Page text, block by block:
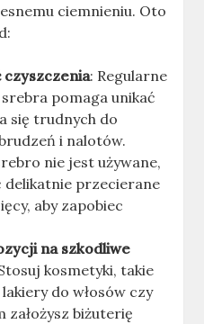
ciemnieniu. Oto
czyszczenia: Regularne
pomaga unikać
się trudnych do
i nalotów.
nie jest używane,
delikatnie przecierane
aby zapobiec
na szkodliwe
kosmetyki, takie
do włosów czy
założysz biżuterię